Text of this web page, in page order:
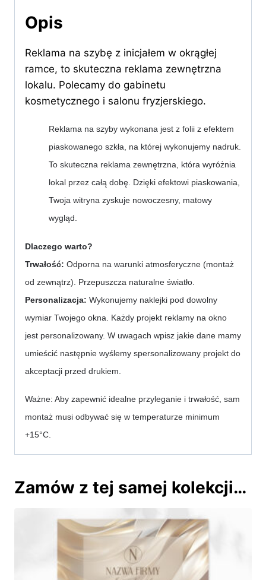
ramce
Opis
Reklama na szybę z inicjałem w okrągłej
ramce, to skuteczna reklama zewnętrzna
lokalu. Polecamy do gabinetu
kosmetycznego i salonu fryzjerskiego.
Reklama na szyby wykonana jest z folii z efektem
piaskowanego szkła, na której wykonujemy nadruk.
To skuteczna reklama zewnętrzna, która wyróżnia
lokal przez całą dobę. Dzięki efektowi piaskowania,
Twoja witryna zyskuje nowoczesny, matowy
wygląd.
Dlaczego warto?
Trwałość: Odporna na warunki atmosferyczne (montaż
od zewnątrz). Przepuszcza naturalne światło.
Personalizacja: Wykonujemy naklejki pod dowolny
wymiar Twojego okna. Każdy projekt reklamy na okno
jest personalizowany. W uwagach wpisz jakie dane mamy
umieścić następnie wyślemy spersonalizowany projekt do
akceptacji przed drukiem.
Ważne: Aby zapewnić idealne przyleganie i trwałość, sam
montaż musi odbywać się w temperaturze minimum
+15°C.
Zamów z tej samej kolekcji…